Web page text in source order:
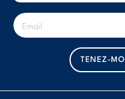
E
-
m
TENEZ-